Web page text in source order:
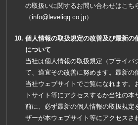
の取扱いに関するお問い合わせはこち
（info@leveliqq.co.jp）
個人情報の取扱規定の改善及び最新の
について
当社は個人情報の取扱規定（プライバ
て、適宜その改善に努めます。最新の
当社ウェブサイトでご覧になれます。
トサイト等にアクセスするか当社の本
前に、必ず最新の個人情報の取扱規定
ザーが本ウェブサイト等にアクセスさ